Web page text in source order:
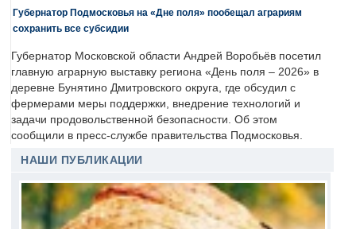
Губернатор Подмосковья на «Дне поля» пообещал аграриям
сохранить все субсидии
Губернатор Московской области Андрей Воробьёв посетил
главную аграрную выставку региона «День поля – 2026» в
деревне Бунятино Дмитровского округа, где обсудил с
фермерами меры поддержки, внедрение технологий и
задачи продовольственной безопасности. Об этом
сообщили в пресс-службе правительства Подмосковья.
НАШИ ПУБЛИКАЦИИ